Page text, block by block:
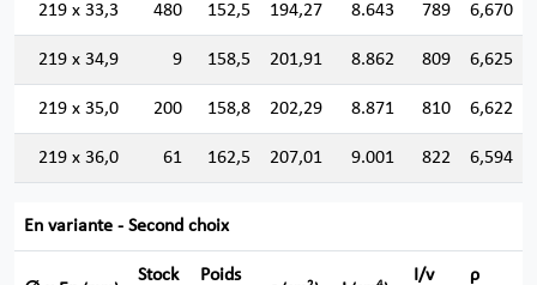
219 x 33,3 480 152,5 194,27 8.643 789 6,670
219 x 34,9 9 158,5 201,91 8.862 809 6,625
219 x 35,0 200 158,8 202,29 8.871 810 6,622
219 x 36,0 61 162,5 207,01 9.001 822 6,594
En variante - Second choix
Stock Poids I/v ρ